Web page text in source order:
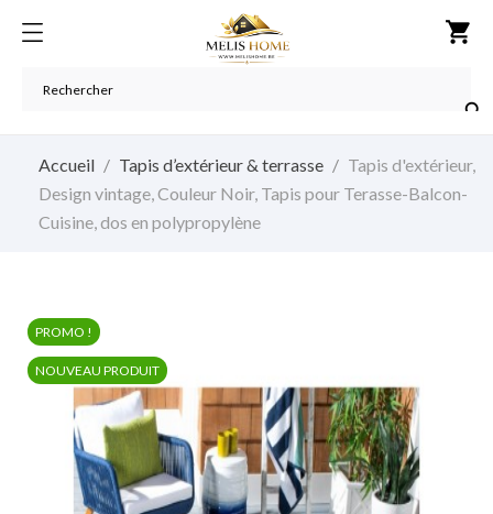
shopping_cart

Accueil Tapis d’extérieur & terrasse
Tapis d'extérieur,
Design vintage, Couleur Noir, Tapis pour Terasse-Balcon-
Cuisine, dos en polypropylène
PROMO !
NOUVEAU PRODUIT